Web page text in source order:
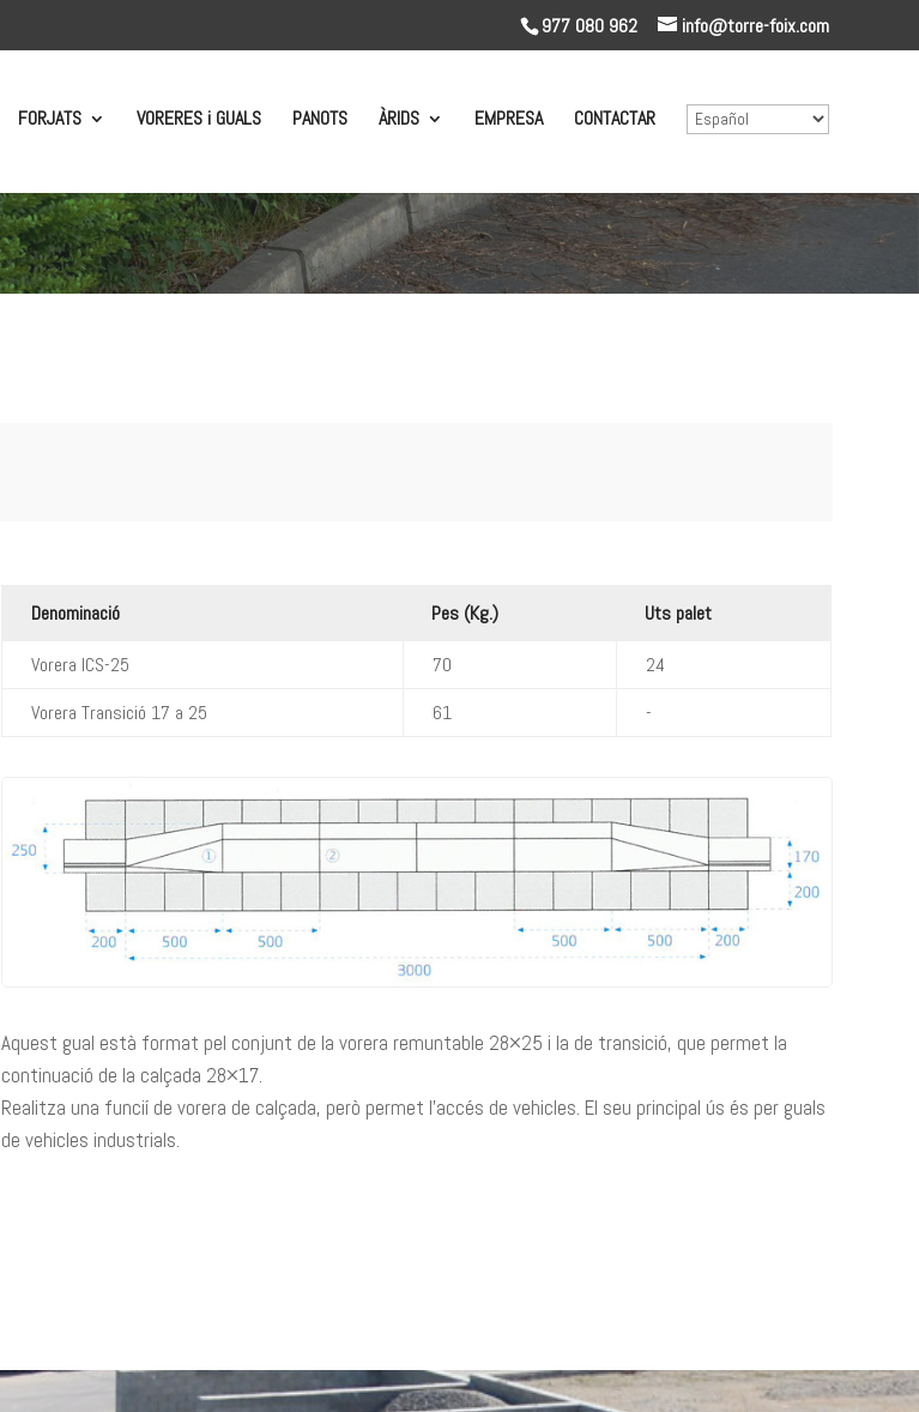
977 080 962 info@torre-foix.com
FORJATS VORERES i GUALS PANOTS ÀRIDS EMPRESA CONTACTAR
Denominació Pes (Kg.) Uts palet
Vorera ICS-25 70
24
Vorera Transició 17 a 25
61 -
Aquest gual està format pel conjunt de la vorera remuntable 28×25 i la de transició, que permet la
continuació de la calçada 28×17.
Realitza una funcií de vorera de calçada, però permet l’accés de vehicles. El seu principal ús és per guals
de vehicles industrials.